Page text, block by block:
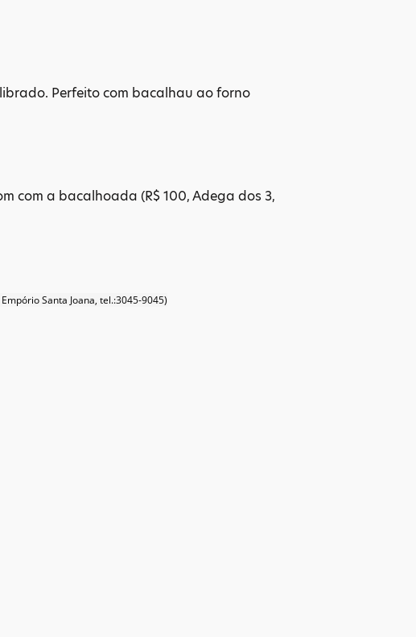
Perfeito com bacalhau ao forno
com a bacalhoada (R$ 100, Adega dos 3,
Santa Joana, tel.:3045-9045)